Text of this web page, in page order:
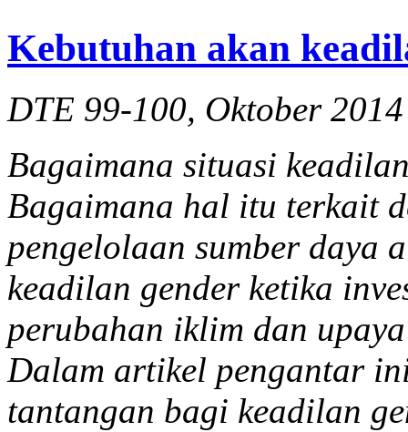
Kebutuhan akan
DTE 99-100, Oktober 2014
Bagaimana situasi
Bagaimana hal itu terkait
pengelolaan sumber daya
keadilan gender ketika
perubahan iklim dan
Dalam artikel pengantar
tantangan bagi keadilan